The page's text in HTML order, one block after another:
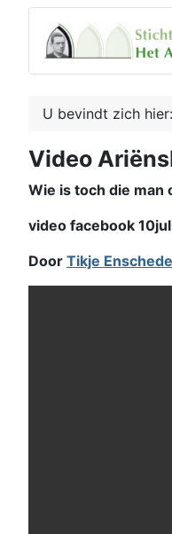
U bevindt zich hier:
Video
Wie is toch die man
video facebook
Door Tikje Enschede